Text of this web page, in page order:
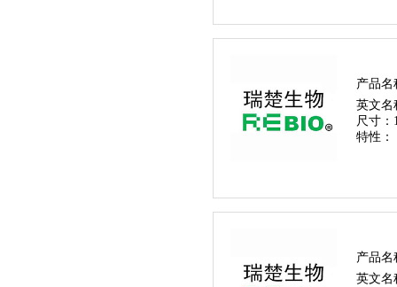
产品名
英文名
尺寸：
特性：
产品名
英文名